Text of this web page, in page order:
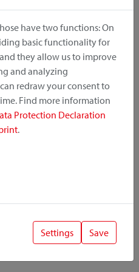
le système de fixation.
have two functions: On
basic functionality for
they allow us to improve
and analyzing
redraw your consent to
Find more information
Protection Declaration
.
Settings Save